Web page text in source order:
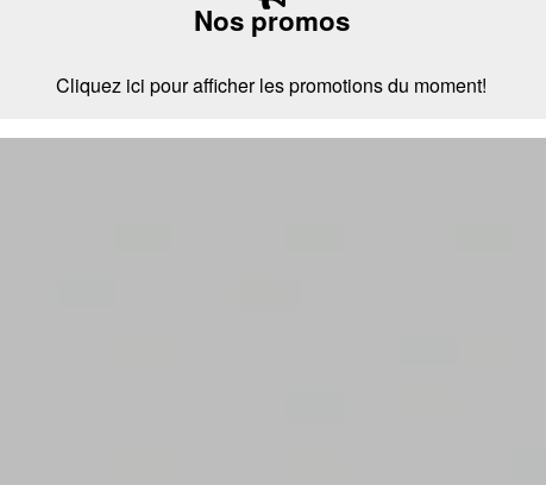
Nos promos
Cliquez ici pour afficher les promotions du moment!